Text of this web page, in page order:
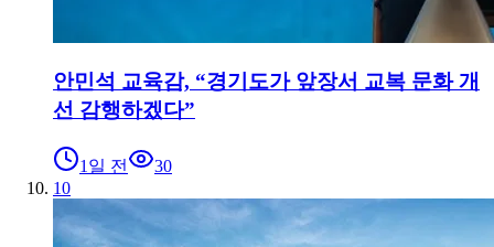
안민석 교육감, “경기도가 앞장서 교복 문화 개
선 감행하겠다”
1일 전
30
10